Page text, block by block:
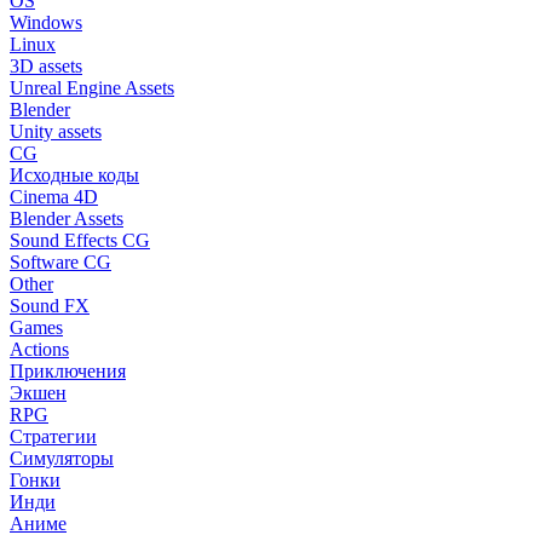
Windows
Linux
3D assets
Unreal Engine Assets
Blender
Unity assets
CG
Исходные коды
Cinema 4D
Blender Assets
Sound Effects CG
Software CG
Other
Sound FX
Games
Actions
Приключения
Экшен
RPG
Стратегии
Симуляторы
Гонки
Инди
Аниме